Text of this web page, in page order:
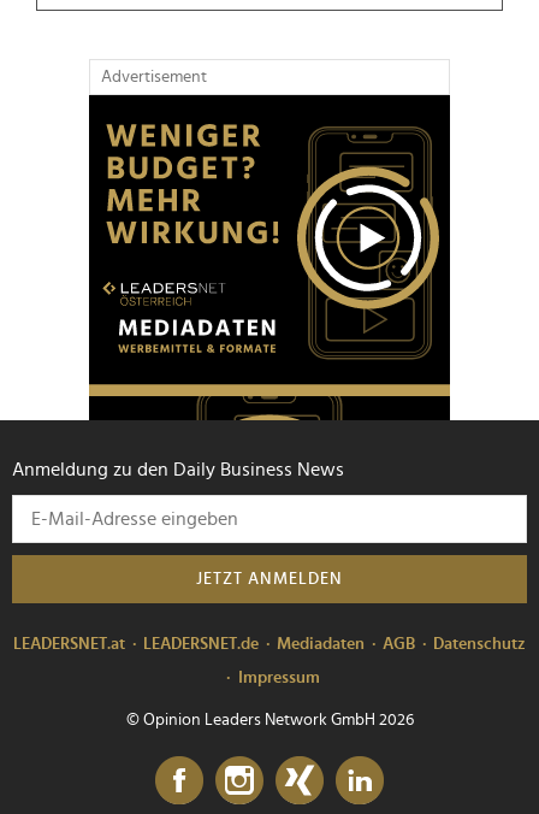
Advertisement
Anmeldung zu den Daily Business News
JETZT ANMELDEN
LEADERSNET.at LEADERSNET.de Mediadaten AGB
Datenschutz
Impressum
© Opinion Leaders Network GmbH 2026